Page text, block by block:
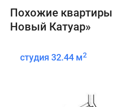
Похожие
Новый Катуар»
студия 32.44 м2